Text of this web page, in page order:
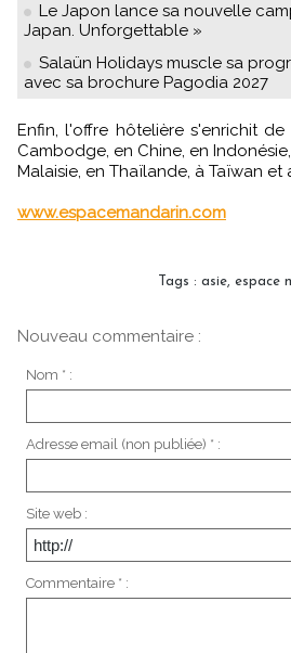
Le Japon lance sa nouvelle
Japan. Unforgettable »
Salaün Holidays muscle sa
avec sa brochure Pagodia 2027
Enfin, l'offre hôtelière s'enrichit de nouvelles adresses au
Cambodge, en Chine, en
Malaisie, en Thaïlande, à Taïwan et
www.espacemandarin.com
Tags : asie, espace
Nouveau commentaire :
Nom * :
Adresse email (non publiée) * :
Site web :
Commentaire * :